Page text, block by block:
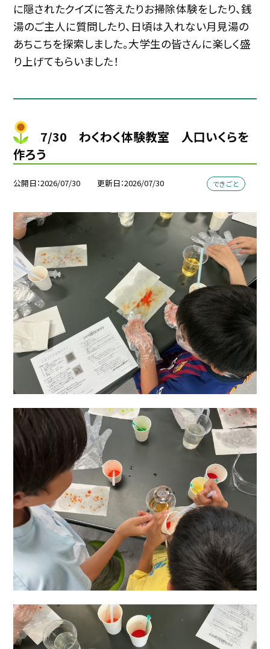
に隠されたクイズに答えたりお掃除体験をしたり、銭
湯のご主人に質問したり、日頃は入れない月見湯の
あちこちを探索しました。大学生の皆さんに楽しく盛
り上げてもらいました！
7/30 わくわく体験教室 人口いくらを
作ろう
公開日 2026/07/30 更新日 2026/07/30 できごと